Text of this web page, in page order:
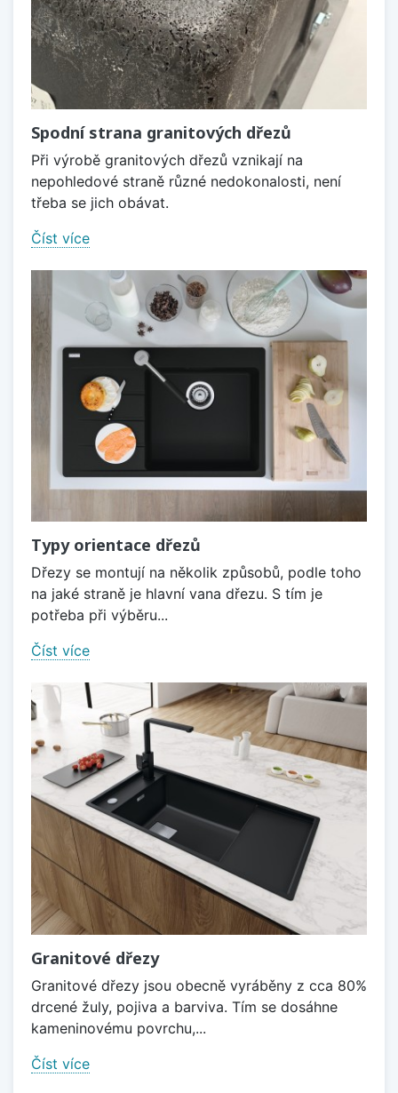
Spodní strana granitových dřezů
Při výrobě granitových dřezů vznikají na
nepohledové straně různé nedokonalosti, není
třeba se jich obávat.
Číst více
Typy orientace dřezů
Dřezy se montují na několik způsobů, podle toho
na jaké straně je hlavní vana dřezu. S tím je
potřeba při výběru...
Číst více
Granitové dřezy
Granitové dřezy jsou obecně vyráběny z cca 80%
drcené žuly, pojiva a barviva. Tím se dosáhne
kameninovému povrchu,...
Číst více